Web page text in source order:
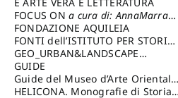
FOCUS ONa cura di: AnnaMarra
Contemporanea
FONDAZIONE AQUILEIA
FONTI dell’ISTITUTO PER STORIA
DEL RISORGIMENTO
GEO_URBAN&LANDSCAPE
PLANNING (GULP)
Trusiani Elio
GUIDE
Guide del Museo d’Arte Orientale
“Giuseppe Tucci”
HELICONA. Monografie di Storia